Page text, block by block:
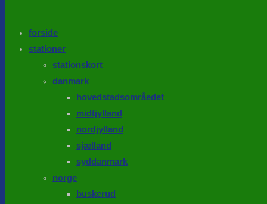
forside
stationer
stationskort
danmark
hovedstadsområedet
midtjylland
nordjylland
sjælland
syddanmark
norge
buskerud